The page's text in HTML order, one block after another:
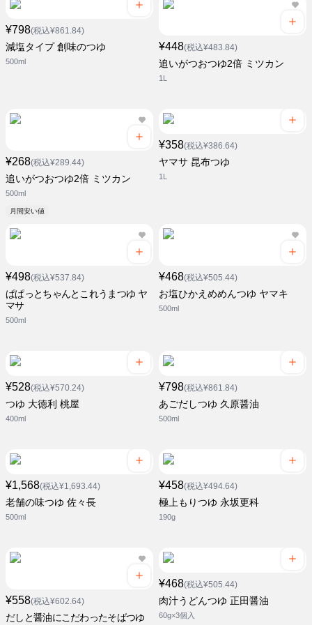
¥798(税込¥861.84)
減塩タイプ 創味のつゆ
500ml
¥448(税込¥483.84)
追いがつおつゆ2倍 ミツカン
1L
¥268(税込¥289.44)
追いがつおつゆ2倍 ミツカン
500ml
月間安い値
¥358(税込¥386.64)
ヤマサ 昆布つゆ
1L
¥498(税込¥537.84)
ぱぱっとちゃんとこれうまつゆ ヤ
マサ
500ml
¥468(税込¥505.44)
お塩ひかえめめんつゆ ヤマキ
500ml
¥528(税込¥570.24)
つゆ 大徳利 桃屋
400ml
¥798(税込¥861.84)
あごだしつゆ 久原醤油
500ml
¥1,568(税込¥1,693.44)
老舗の味つゆ 佐々長
500ml
¥458(税込¥494.64)
極上もりつゆ 永坂更科
190g
¥558(税込¥602.64)
だしと醤油にこだわったそばつゆ
¥468(税込¥505.44)
肉汁うどんつゆ 正田醤油
60g×3個入